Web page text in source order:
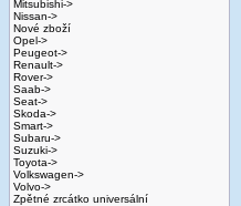
Mitsubishi->
Nissan->
Nové zboží
Opel->
Peugeot->
Renault->
Rover->
Saab->
Seat->
Skoda->
Smart->
Subaru->
Suzuki->
Toyota->
Volkswagen->
Volvo->
Zpětné zrcátko universální